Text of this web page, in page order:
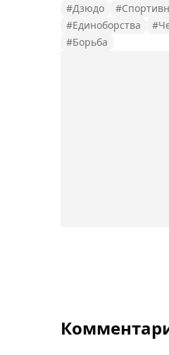
#Дзюдо
#Единоборства
#Борьба